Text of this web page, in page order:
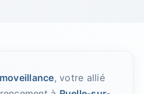
, votre allié